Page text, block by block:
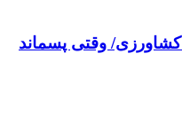
کشاورزی/ وقتی پسماند